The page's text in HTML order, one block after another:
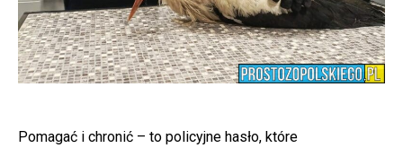
Pomagać i chronić – to policyjne hasło, które